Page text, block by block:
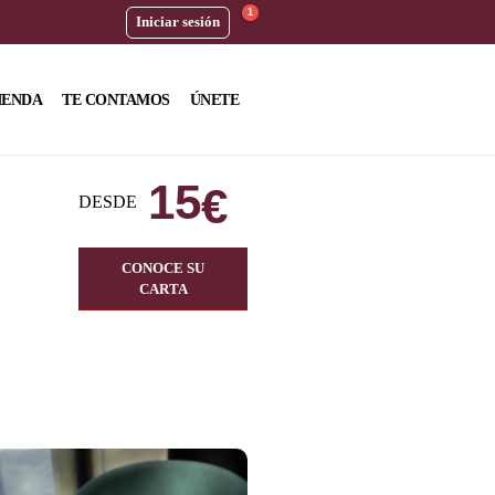
Iniciar sesión
1
TE CONTAMOS ÚNETE
DESDE 15€
CONOCE SU
CARTA